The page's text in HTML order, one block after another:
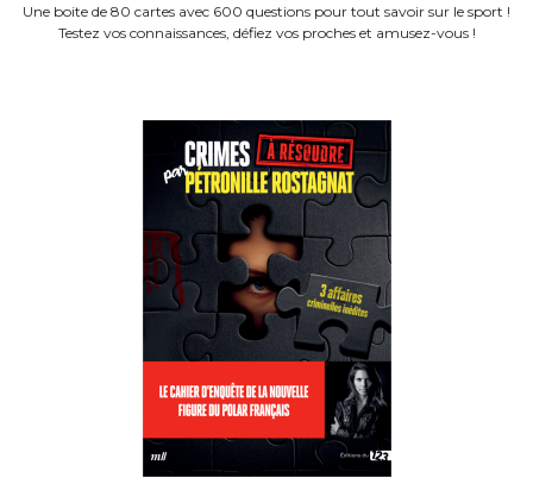
Une boite de 80 cartes avec 600 questions pour tout savoir sur le sport !
Testez vos connaissances, défiez vos proches et amusez-vous !